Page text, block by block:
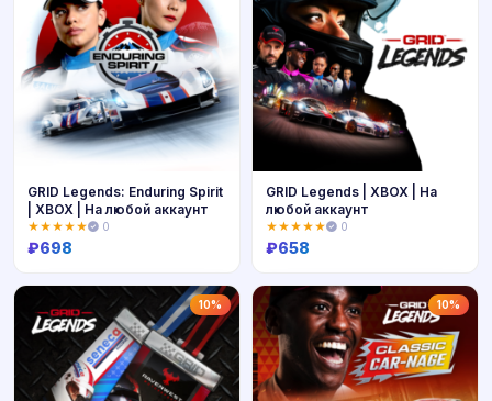
Купить
GRID Legends: Enduring Spirit
| XBOX | На любой аккаунт
★★★★★ 0
₽698
Купить
GRID Legends | XBOX | На
любой аккаунт
★★★★★ 0
₽658
10% 10%